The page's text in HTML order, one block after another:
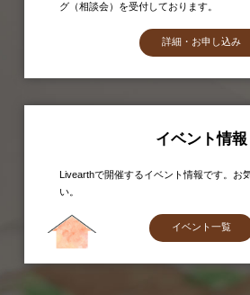
グ（相談会）を受付しております。
詳細・お申し込み
イベント情報
Livearthで開催するイベント情報です。お
い。
イベント一覧